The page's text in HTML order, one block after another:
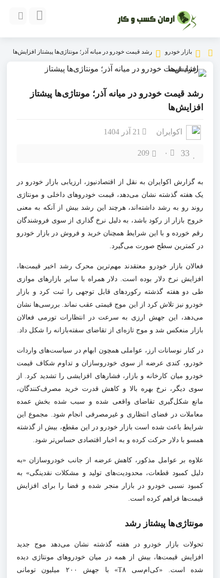
بازار خودرو رشد قیمت خودرو در میانه آذر؛ مونتاژی‌ها پیشتاز افزایش‌ها
رشد قیمت خودرو در میانه آذر؛ مونتاژی‌ها پیشتاز
افزایش‌ها
اکوایران 21 آذر 1404
33 ۰ 209
به گزارش اکوایران به نقل از اقتصادنیوز، ارزیابی بازار خودرو در
یک هفته گذشته نشان می‌دهد، قیمت خودروهای داخلی و مونتاژی
روند رو به رشد داشته‌اند، هرچند این رشد بیش از آنکه به معنی
خروج بازار از رکود باشد، به دلیل نرخ ‌گذاری از سوی فروشندگان
رقم خورده و با این شرایط همچنان خرید و فروش در بازار خودرو
در کمترین سطح صورت می‌گیرد.
فعالان بازار خودرو معتقدند مهم‌ترین محرک رشد اخیر قیمت‌ها،
افزایش نرخ دلار بوده است. دلار همراه با سایر بازارهای موازی
طی دو هفته گذشته رکوردهای قابل توجهی را ثبت کرد و بازار
خودرو نیز تلاش کرد از این موج قیمتی عقب نماند. بررسی‌ها نشان
می‌دهد، این جهش ارزی به سرعت در انتظارات تورمی فعالان
بازار منعکس شد و موج تازه‌ای از تقاضای سفته‌بازانه را شکل داد.
در کنار نوسانات ارز، عواملی همچون ابهام در سیاست‌های واردات
خودرو، کندی عرضه از سوی خودروسازان و تداوم شکاف قیمت
خودرو میان کارخانه و بازار، فشارهای افزایشی را تشدید کرد. از
سوی دیگر، نرخ بهره بالا و کاهش قدرت خرید مصرف‌کنندگان،
مانع شکل‌گیری تقاضای واقعی شده و سبب شده بخش عمده
معاملات در فضای انتظاری و غیرمصرفی انجام شود. مجموع این
شرایط باعث شده است بازار خودرو در این مقطع، بیش از گذشته
همسو با دلار حرکت کرده و به اخبار اقتصادی حساس‌تر شود.
علاوه بر عوامل مذکور، کاهش عرضه از جانب خودروسازان «به
دلیل کمبود قطعات، محدودیت‌های تولید و مشکلات نقدینگی» به
کمبود نسبی خودرو در بازار منجر شده و فضا را برای افزایش
قیمت‌ها فراهم کرده است.
مونتاژی‌ها پیشتاز رشد
تحولات بازار خودرو در هفته گذشته نشان می‌دهد موج جدید
افزایش قیمت‌ها، بیش از همه در میان خودروهای مونتاژی دیده
شده است. «کی‌ام‌سی T۸» با جهش ۲۰۰ میلیون تومانی